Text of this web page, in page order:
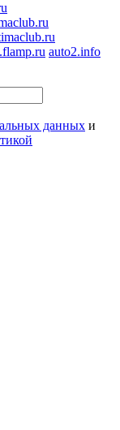
auto2.info
данных и